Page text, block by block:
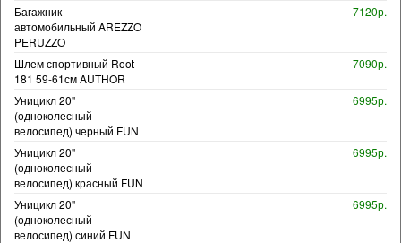
Багажник
автомобильный AREZZO
PERUZZO
7120р.
Шлем спортивный Root
181 59-61см AUTHOR
7090р.
Уницикл 20"
(одноколесный
велосипед) черный FUN
6995р.
Уницикл 20"
(одноколесный
велосипед) красный FUN
6995р.
Уницикл 20"
(одноколесный
велосипед) синий FUN
6995р.